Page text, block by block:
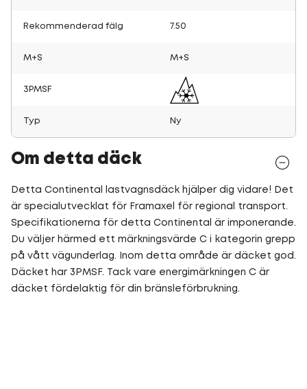
Rekommenderad fälg 7.50
M+S M+S
3PMSF
Typ Ny
Om detta däck
Detta Continental lastvagnsdäck hjälper dig vidare! Det
är specialutvecklat för Framaxel för regional transport.
Specifikationerna för detta Continental är imponerande.
Du väljer härmed ett märkningsvärde C i kategorin grepp
på vått vägunderlag. Inom detta område är däcket god.
Däcket har 3PMSF. Tack vare energimärkningen C är
däcket fördelaktig för din bränsleförbrukning.